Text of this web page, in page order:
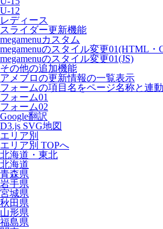
U-12
レディース
スライダー更新機能
megamenuカスタム
megamenuのスタイル変更01(HTML・
megamenuのスタイル変更01(JS)
その他の追加機能
アメブロの更新情報の一覧表示
フォームの項目名をページ名称と連動
フォーム01
フォーム02
Google翻訳
D3.js SVG地図
エリア別
エリア別 TOPへ
北海道・東北
北海道
青森県
岩手県
宮城県
秋田県
山形県
福島県